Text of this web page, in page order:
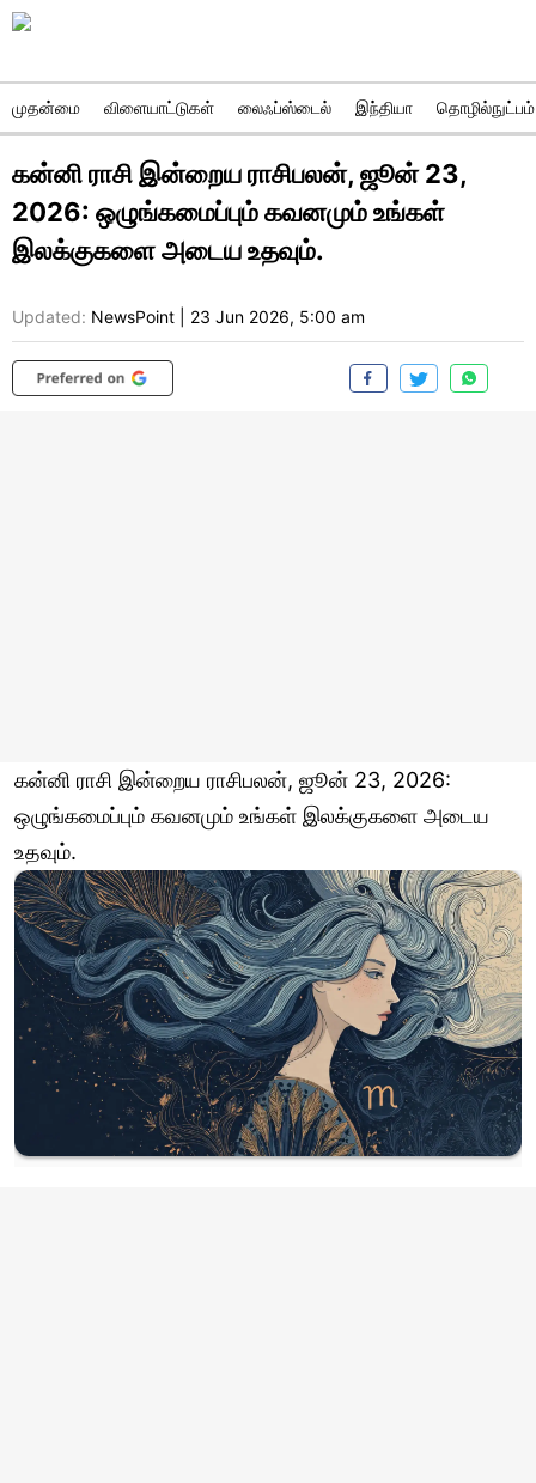
முதன்மை விளையாட்டுகள் லைஃப்ஸ்டைல் இந்தியா தொழில்நுட்பம்
கன்னி ராசி இன்றைய ராசிபலன், ஜூன் 23,
2026: ஒழுங்கமைப்பும் கவனமும் உங்கள்
இலக்குகளை அடைய உதவும்.
Updated: NewsPoint 23 Jun 2026, 5:00 am
கன்னி ராசி இன்றைய ராசிபலன், ஜூன் 23, 2026:
ஒழுங்கமைப்பும் கவனமும் உங்கள் இலக்குகளை அடைய
உதவும்.